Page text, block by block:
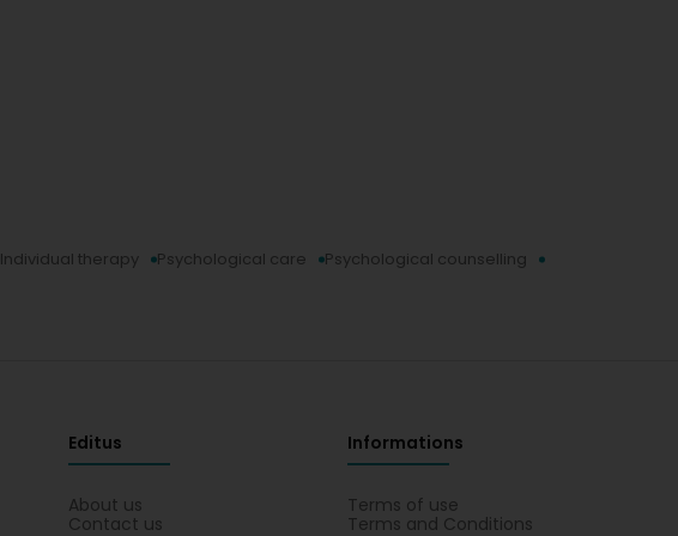
Individual therapy Psychological care Psychological counselling
Editus
About us
Contact us
Informations
Terms of use
Terms and Conditions